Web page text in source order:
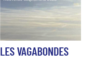
LES VAGABONDES